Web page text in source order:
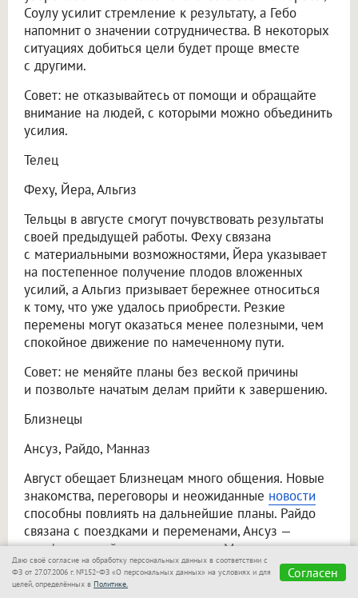
Соулу усилит стремление к результату, а Гебо
напомнит о значении сотрудничества. В некоторых
ситуациях добиться цели будет проще вместе
с другими.
Совет: не отказывайтесь от помощи и обращайте
внимание на людей, с которыми можно объединить
усилия.
Телец
Феху, Йера, Альгиз
Тельцы в августе смогут почувствовать результаты
своей предыдущей работы. Феху связана
с материальными возможностями, Йера указывает
на постепенное получение плодов вложенных
усилий, а Альгиз призывает бережнее относиться
к тому, что уже удалось приобрести. Резкие
перемены могут оказаться менее полезными, чем
спокойное движение по намеченному пути.
Совет: не меняйте планы без веской причины
и позвольте начатым делам прийти к завершению.
Близнецы
Ансуз, Райдо, Манназ
Август обещает Близнецам много общения. Новые
знакомства, переговоры и неожиданные новости
способны повлиять на дальнейшие планы. Райдо
связана с поездками и переменами, Ансуз —
с информацией и разговорами, а Манназ
предлагает внимательнее разобраться
в собственных целях. При этом избыток
Даю своё согласие на обработку персональных данных в соответствии с
ФЗ от 27.07.2006 г. №152-ФЗ «О персональных данных» на условиях и для
целей, определённых в Политике.
Согласен